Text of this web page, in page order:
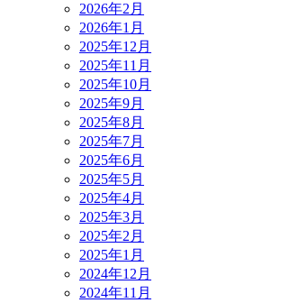
2026年2月
2026年1月
2025年12月
2025年11月
2025年10月
2025年9月
2025年8月
2025年7月
2025年6月
2025年5月
2025年4月
2025年3月
2025年2月
2025年1月
2024年12月
2024年11月